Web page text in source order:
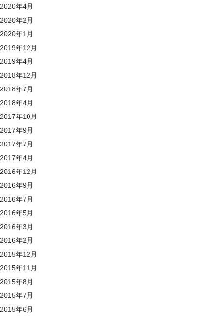
2020年4月
2020年2月
2020年1月
2019年12月
2019年4月
2018年12月
2018年7月
2018年4月
2017年10月
2017年9月
2017年7月
2017年4月
2016年12月
2016年9月
2016年7月
2016年5月
2016年3月
2016年2月
2015年12月
2015年11月
2015年8月
2015年7月
2015年6月